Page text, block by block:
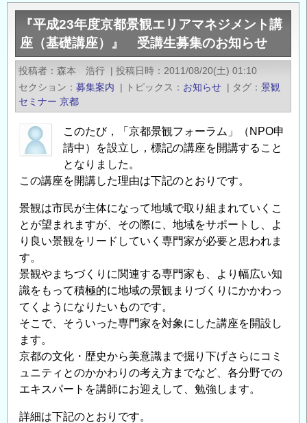
ポ
ジ
ウ
ム
「鴨
川・
ま
ち
と
の
ゆ
み」
開
催
の
お
知
ら
せ
の
『平成23年度京都景観エリアマネジメント講
座（基礎講座）』 受講生募集のお知らせ
投稿者 森本 浩行 | 投稿日時
2011/08/20(土) 01:10
セクション
募集案内 | トピックス お知らせ | タグ
景観
セミナー 京都
このたび，「京都景観フォーラム」（NPO申
請中）を設立し，標記の講座を開講すること
となりました。
この講座を開講した理由は下記のとおりです。
景観は市民が主体になって地域で取り組まれていくこ
とが望まれますが、その際に、地域をサポートし、よ
り良い景観をリードしていく専門家が必要と思われま
す。
景観やまちづくりに関連する専門家も、より幅広い知
識をもって積極的に地域の景観まりづくりにかかわっ
てくようになりたいものです。
そこで、そういった専門家を対象にした講座を開設し
ます。
京都の文化・歴史から美意識まで掘り下げさらにコミ
ュニティとのかかわりの考え方までなど、各分野での
エキスパートを講師にお迎えして、勉強します。
詳細は下記のとおりです。